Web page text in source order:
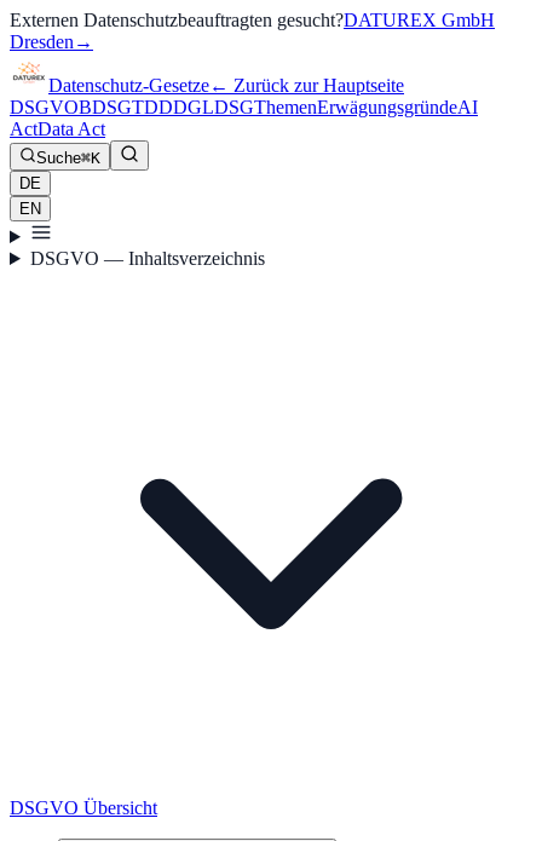
Externen Datenschutzbeauftragten gesucht?DATUREX GmbH
Dresden →
Datenschutz-Gesetze← Zurück zur Hauptseite
DSGVOBDSGTDDDGLDSGThemenErwägungsgründeAI
ActData Act
Suche⌘K
DE
EN
DSGVO — Inhaltsverzeichnis
DSGVO Übersicht